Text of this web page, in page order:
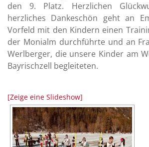
den 9. Platz. Herzlichen
herzliches Dankeschön geht an
Vorfeld mit den Kindern einen
der Monialm durchführte und an
Werlberger, die unsere Kinder am
Bayrischzell begleiteten.
[Zeige eine Slideshow]